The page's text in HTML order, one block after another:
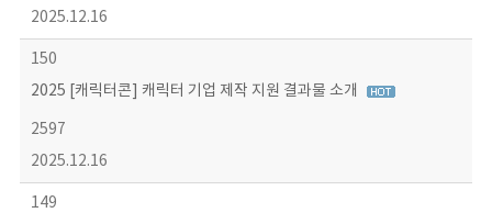
2025.12.16
150
2025 [캐릭터콘] 캐릭터 기업 제작 지원 결과물 소개
2597
2025.12.16
149